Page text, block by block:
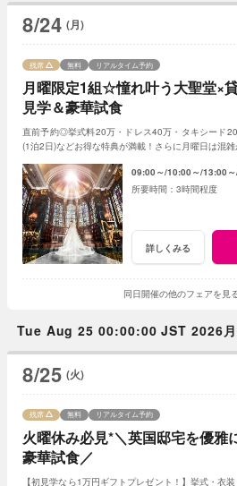
8/24 (月)
月曜限定1組☆憧れ叶う大聖堂
見学＆豪華試食
残席 無料 リアルタイム予約
直前予約◎挙式料20万・ドレス40万・タキシード
(1泊2日)などお得な特典が満載！さらに月曜日は混
09:00～ 10:00～ 13:00～
3時間程度
詳しくみる
同日開催の他のフェアを見
Tue Aug 25 00:00:00 JST 2026月
8/25 (火)
火曜休み必見*＼英国邸宅を優
豪華試食／
残席 無料 リアルタイム予約
【初見学なら1万円ギフトプレゼント！】挙式・衣